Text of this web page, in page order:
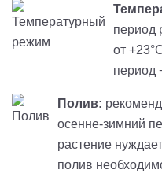
период
от
период
Полив:
осенне-зимний
растение
полив